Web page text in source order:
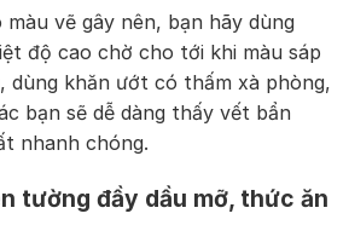
vẽ gây nên, bạn hãy dùng
độ cao chờ cho tới khi màu sáp
dùng khăn ướt có thấm xà phòng,
bạn sẽ dễ dàng thấy vết bẩn
nhanh chóng.
tường đầy dầu mỡ, thức ăn